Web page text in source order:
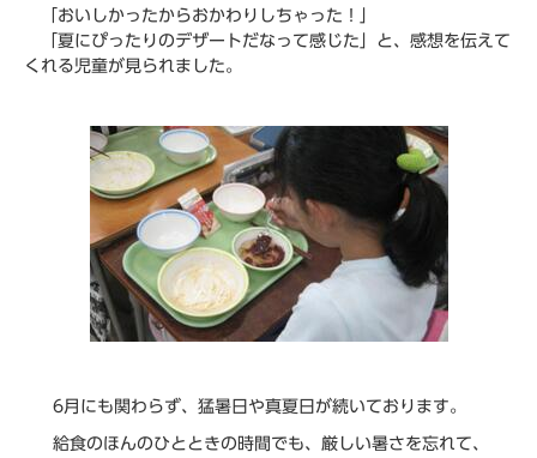
「おいしかったからおかわりしちゃった！」
「夏にぴったりのデザートだなって感じた」と、感想を伝えて
くれる児童が見られました。
6月にも関わらず、猛暑日や真夏日が続いております。
給食のほんのひとときの時間でも、厳しい暑さを忘れて、